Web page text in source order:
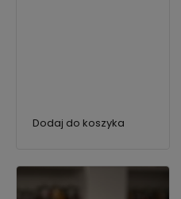
Dodaj do koszyka